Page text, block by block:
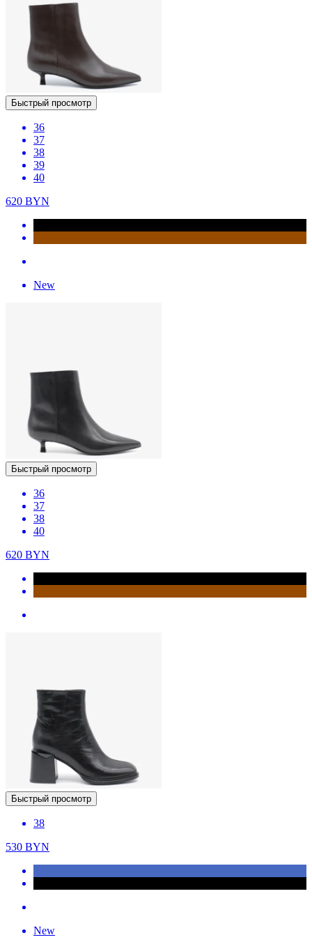
Быстрый просмотр
36
37
38
39
40
620 BYN
New
Быстрый просмотр
36
37
38
40
620 BYN
Быстрый просмотр
38
530 BYN
New